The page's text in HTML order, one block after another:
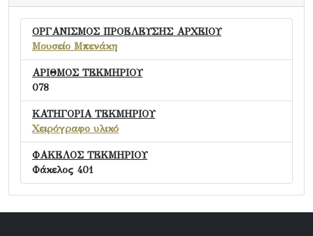
ΟΡΓΑΝΙΣΜΟΣ ΠΡΟΕΛΕΥΣΗΣ ΑΡΧΕΙΟΥ
Μουσείο Μπενάκη
ΑΡΙΘΜΟΣ ΤΕΚΜΗΡΙΟΥ
078
ΚΑΤΗΓΟΡΙΑ ΤΕΚΜΗΡΙΟΥ
Χειρόγραφο υλικό
ΦΑΚΕΛΟΣ ΤΕΚΜΗΡΙΟΥ
Φάκελος 401